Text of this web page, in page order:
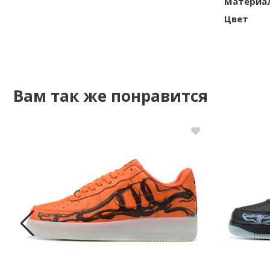
Цвет
Вам так же понравится